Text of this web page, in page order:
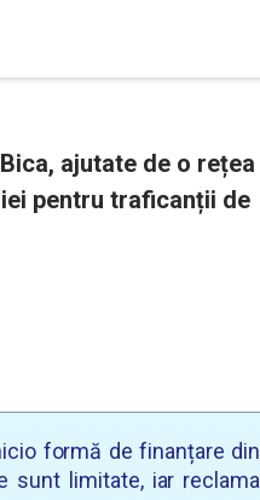
ajutate de o rețea
pentru traficanții de
formă de finanțare din
sunt limitate, iar reclama